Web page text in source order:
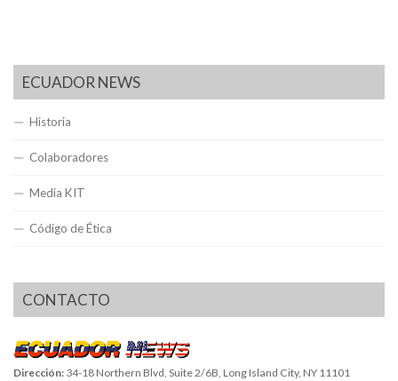
ECUADOR NEWS
Historia
Colaboradores
Media KIT
Código de Ética
CONTACTO
Dirección: 34-18 Northern Blvd, Suite 2/6B, Long Island City, NY 11101